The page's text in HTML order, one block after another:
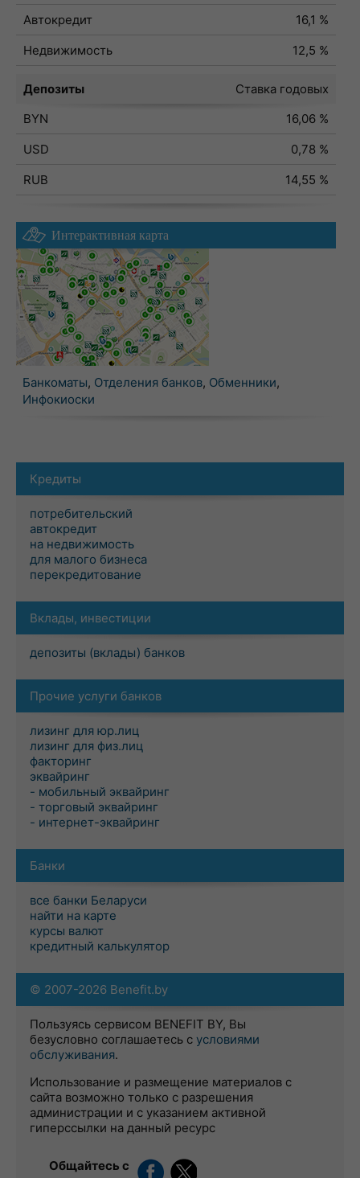
Автокредит
16,1 %
Недвижимость
12,5 %
Депозиты
Ставка годовых
BYN
16,06 %
USD
0,78 %
RUB
14,55 %
Интерактивная карта
Банкоматы, Отделения банков, Обменники,
Инфокиоски
Кредиты
потребительский
автокредит
на недвижимость
для малого бизнеса
перекредитование
Вклады, инвестиции
депозиты (вклады) банков
Прочие услуги банков
лизинг для юр.лиц
лизинг для физ.лиц
факторинг
эквайринг
- мобильный эквайринг
- торговый эквайринг
- интернет-эквайринг
Банки
все банки Беларуси
найти на карте
курсы валют
кредитный калькулятор
© 2007-2026 Benefit.by
Пользуясь сервисом BENEFIT BY, Вы
безусловно соглашаетесь с условиями
обслуживания.
Использование и размещение материалов с
сайта возможно только с разрешения
администрации и с указанием активной
гиперссылки на данный ресурс
Общайтесь с